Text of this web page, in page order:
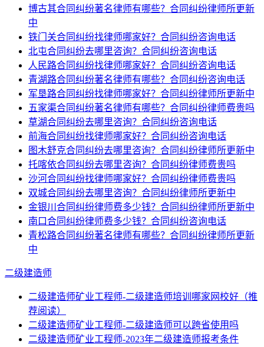
博古其合同纠纷著名律师有哪些？合同纠纷律师所更新
中
铁门关合同纠纷找律师哪家好？合同纠纷咨询电话
北屯合同纠纷去哪里咨询？合同纠纷咨询电话
人民路合同纠纷找律师哪家好？合同纠纷咨询电话
青湖路合同纠纷著名律师有哪些？合同纠纷咨询电话
军垦路合同纠纷找律师哪家好？合同纠纷律师所更新中
五家渠合同纠纷著名律师有哪些？合同纠纷律师费贵吗
草湖合同纠纷去哪里咨询？合同纠纷咨询电话
前海合同纠纷找律师哪家好？合同纠纷咨询电话
图木舒克合同纠纷去哪里咨询？合同纠纷律师所更新中
托喀依合同纠纷去哪里咨询？合同纠纷律师费贵吗
沙河合同纠纷找律师哪家好？合同纠纷律师费贵吗
双城合同纠纷去哪里咨询？合同纠纷律师所更新中
金银川合同纠纷律师费多少钱？合同纠纷律师所更新中
南口合同纠纷律师费多少钱？合同纠纷咨询电话
青松路合同纠纷著名律师有哪些？合同纠纷律师所更新
中
二级建造师
二级建造师矿业工程师-二级建造师培训哪家网校好（推
荐阅读）
二级建造师矿业工程师-二级建造师可以跨省使用吗
二级建造师矿业工程师-2023年二级建造师报考条件